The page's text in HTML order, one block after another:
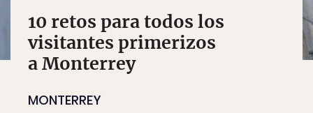
10 retos para todos los
visitantes primerizos
a Monterrey
MONTERREY